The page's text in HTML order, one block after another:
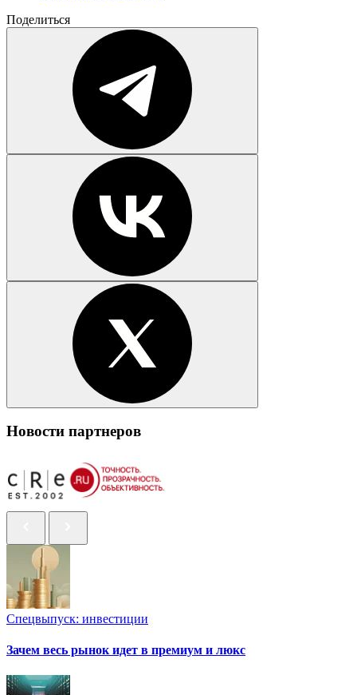
Поделиться
Новости партнеров
Спецвыпуск: инвестиции
Зачем весь рынок идет в премиум и люкс